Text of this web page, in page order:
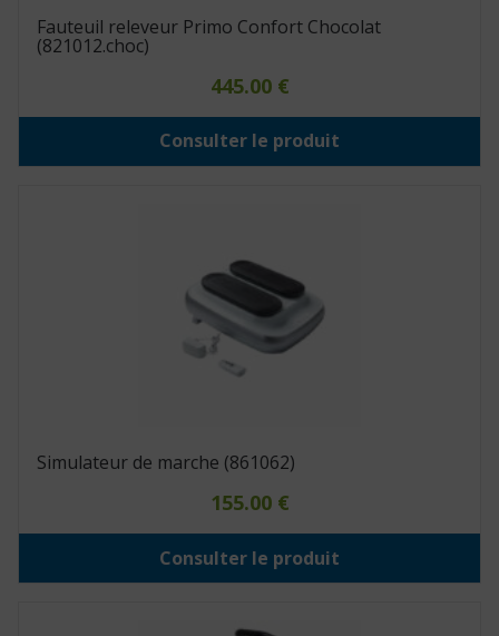
Fauteuil releveur Primo Confort Chocolat
(821012.choc)
445.00 €
Consulter le produit
Simulateur de marche (861062)
155.00 €
Consulter le produit